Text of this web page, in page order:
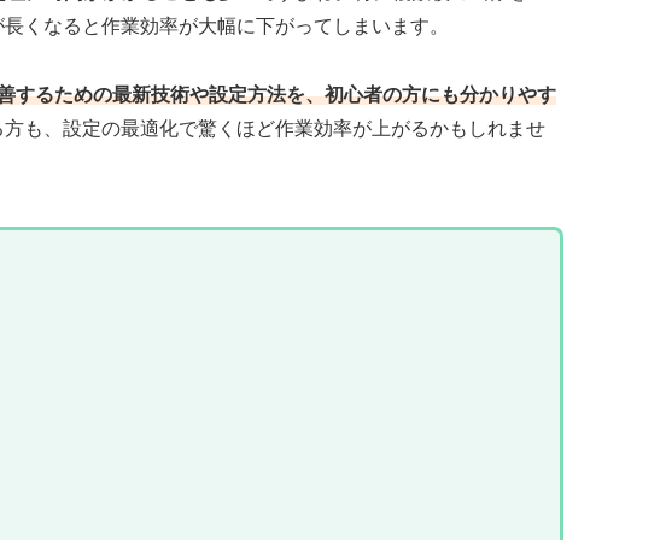
くなると作業効率が大幅に下がってしまいます。
るための最新技術や設定方法を、初心者の方にも分かりやす
も、設定の最適化で驚くほど作業効率が上がるかもしれませ